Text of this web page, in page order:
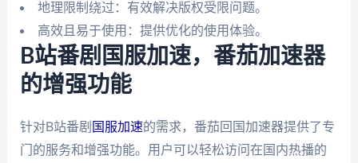
地理限制绕过：有效解决版权受限问题。
高效且易于使用：提供优化的使用体验。
B站番剧国服加速，番茄加速器
的增强功能
针对B站番剧国服加速的需求，番茄回国加速器提供了专
门的服务和增强功能。用户可以轻松访问在国内热播的